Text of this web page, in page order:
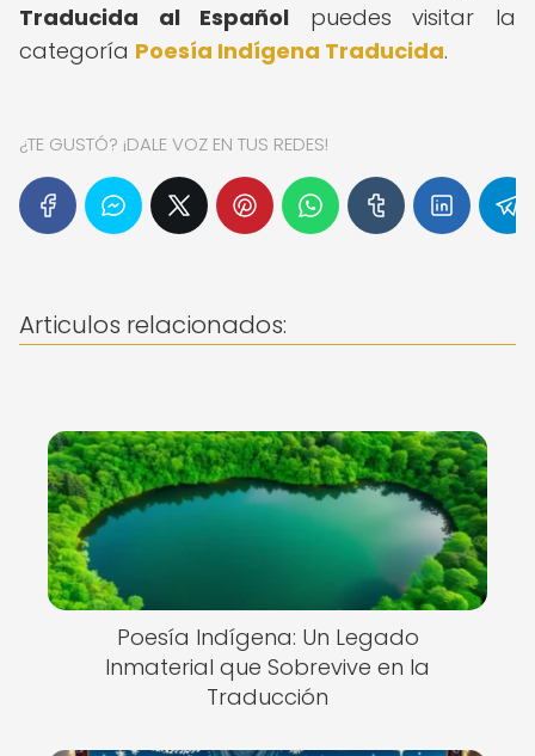
Traducida al Español puedes visitar la
categoría Poesía Indígena Traducida.
¿TE GUSTÓ? ¡DALE VOZ EN TUS REDES!
Articulos relacionados:
Poesía Indígena: Un Legado
Inmaterial que Sobrevive en la
Traducción